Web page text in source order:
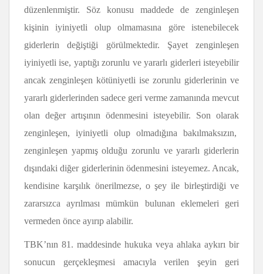
düzenlenmiştir. Söz konusu maddede de zenginleşen
kişinin iyiniyetli olup olmamasına göre istenebilecek
giderlerin değiştiği görülmektedir. Şayet zenginleşen
iyiniyetli ise, yaptığı zorunlu ve yararlı giderleri isteyebilir
ancak zenginleşen kötüniyetli ise zorunlu giderlerinin ve
yararlı giderlerinden sadece geri verme zamanında mevcut
olan değer artışının ödenmesini isteyebilir. Son olarak
zenginleşen, iyiniyetli olup olmadığına bakılmaksızın,
zenginleşen yapmış olduğu zorunlu ve yararlı giderlerin
dışındaki diğer giderlerinin ödenmesini isteyemez. Ancak,
kendisine karşılık önerilmezse, o şey ile birleştirdiği ve
zararsızca ayrılması mümkün bulunan eklemeleri geri
vermeden önce ayırıp alabilir.
TBK’nın 81. maddesinde hukuka veya ahlaka aykırı bir
sonucun gerçekleşmesi amacıyla verilen şeyin geri